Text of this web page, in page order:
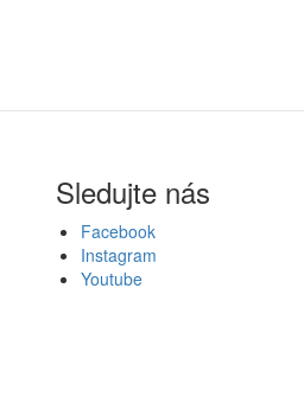
Sledujte nás
Facebook
Instagram
Youtube